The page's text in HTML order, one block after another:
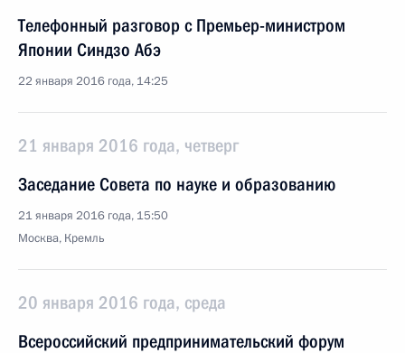
Телефонный разговор с Премьер-министром
Японии Синдзо Абэ
22 января 2016 года, 14:25
21 января 2016 года, четверг
Заседание Совета по науке и образованию
21 января 2016 года, 15:50
Москва, Кремль
20 января 2016 года, среда
Всероссийский предпринимательский форум